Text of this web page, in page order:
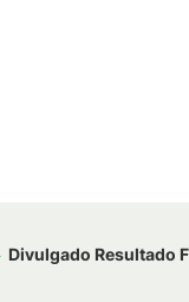
Divulgado Resultado